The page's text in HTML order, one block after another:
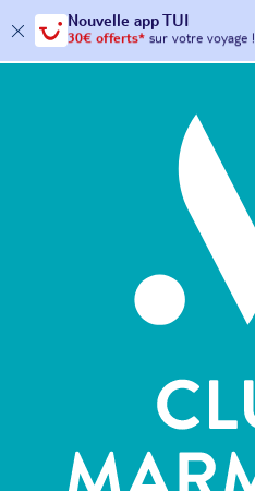
Nouvelle app TUI
30€ offerts*sur votre voyage !
avec le code :HAPPYAPP
Hôtels & Clubs